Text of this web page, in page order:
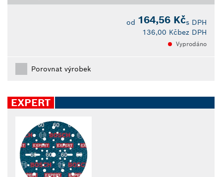
od 164,56 Kčs DPH
136,00 Kčbez DPH
Vyprodáno
Porovnat výrobek
EXPERT